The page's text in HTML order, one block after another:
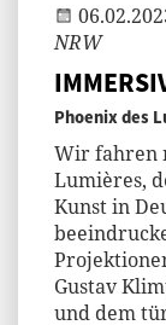
NRW
Phoenix des
Wir fahren
Lumières,
Kunst in
Gustav
und dem